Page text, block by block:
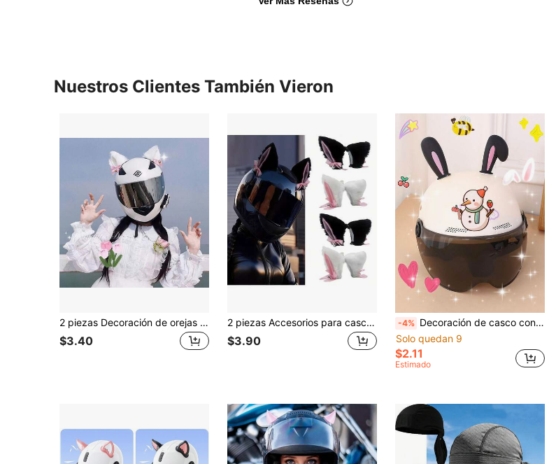
Nuestros Clientes También Vieron
2 piezas Decoración de orejas de gato con campana dorada Orejas de casco de peluche Cuernos de casco para esquí Accesorios para casco de motocicleta, Orejas de gato para casco Accesorio de casco de peluche adhesivo para bicicleta Motocicleta Superficies lisas Decoración de casco
$3.40
2 piezas Accesorios para casco de motocicleta - Orejas de gato de peluche con lazo, disponible en rosa y otros colores, negro, orejas desmontables, adecuado para hombres y mujeres
$3.90
-4% Decoración de casco con orejas de conejo de estilo de dibujos animados, accesorio de moto lindo con orejas de conejo, pegatina personalizada
Solo quedan 9
$2.11
Estimado